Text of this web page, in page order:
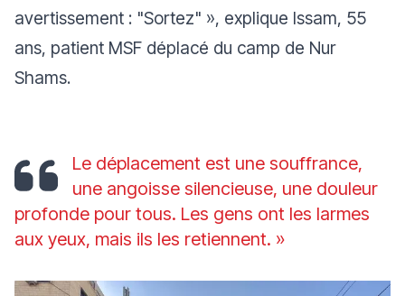
avertissement : "Sortez" », explique Issam, 55
ans, patient MSF déplacé du camp de Nur
Shams.
Le déplacement est une souffrance,
une angoisse silencieuse, une douleur
profonde pour tous. Les gens ont les larmes
aux yeux, mais ils les retiennent. »